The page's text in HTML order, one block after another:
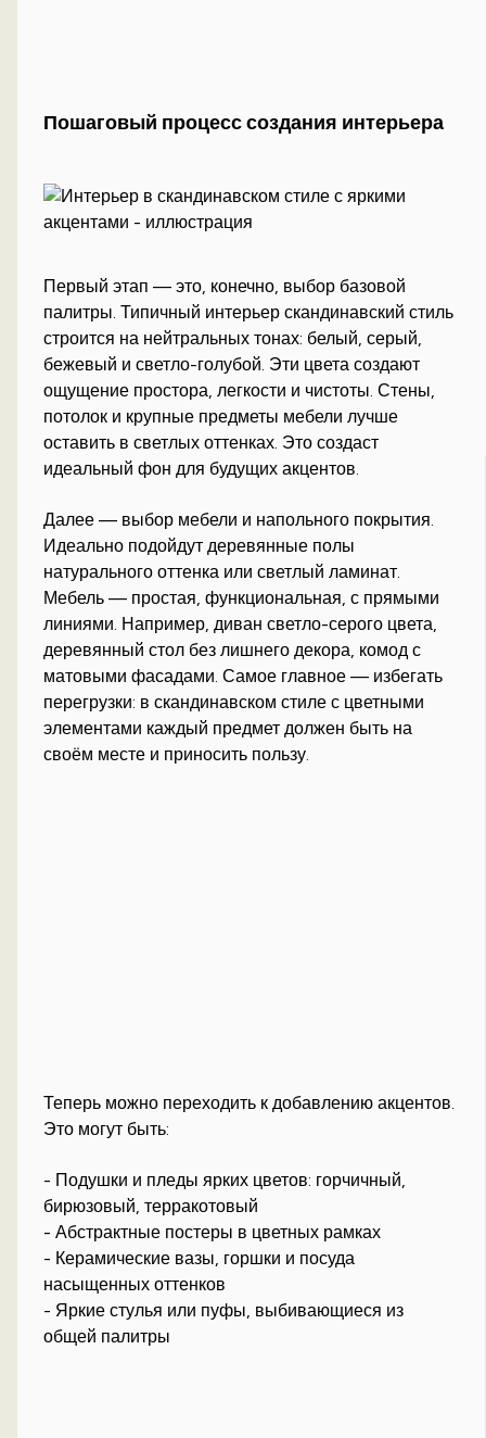
Пошаговый процесс создания интерьера
Первый этап — это, конечно, выбор базовой
палитры. Типичный интерьер скандинавский стиль
строится на нейтральных тонах: белый, серый,
бежевый и светло-голубой. Эти цвета создают
ощущение простора, легкости и чистоты. Стены,
потолок и крупные предметы мебели лучше
оставить в светлых оттенках. Это создаст
идеальный фон для будущих акцентов.
Далее — выбор мебели и напольного покрытия.
Идеально подойдут деревянные полы
натурального оттенка или светлый ламинат.
Мебель — простая, функциональная, с прямыми
линиями. Например, диван светло-серого цвета,
деревянный стол без лишнего декора, комод с
матовыми фасадами. Самое главное — избегать
перегрузки: в скандинавском стиле с цветными
элементами каждый предмет должен быть на
своём месте и приносить пользу.
Теперь можно переходить к добавлению акцентов.
Это могут быть:
- Подушки и пледы ярких цветов: горчичный,
бирюзовый, терракотовый
- Абстрактные постеры в цветных рамках
- Керамические вазы, горшки и посуда
насыщенных оттенков
- Яркие стулья или пуфы, выбивающиеся из
общей палитры